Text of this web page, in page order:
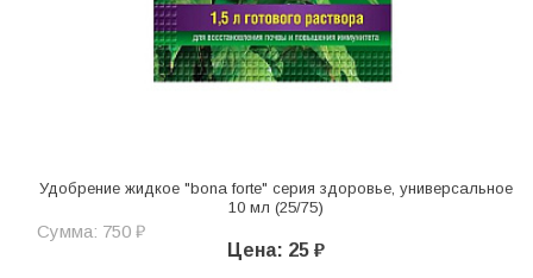
Удобрение жидкое "bona forte" серия здоровье, универсальное
10 мл (25/75)
Сумма: 750 ₽
Цена: 25 ₽